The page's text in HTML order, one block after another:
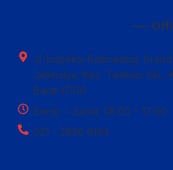
—–
Jl. Inspeksi Kalimalang, Grand
Jatimulya, Kec. Tambun Sel.,
Barat 17510
Senin – Jumat: 08:00 – 17:00
021 – 2956 6163